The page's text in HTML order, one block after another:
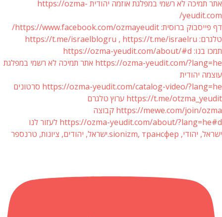
אתר תמיכה לא רשמי במפלגת אוזמה יהודית https://ozma-
yeudit.com/
דף פייסבוק ברוסית: https://www.facebook.com/ozmayeudit/
טלגרם: https://t.me/israelblogru , https://t.me/israelru
תמכו בנו: https://ozma-yeudit.com/about/#d
https://ozma-yeudit.com/?lang=he אתר תמיכה לא רשמי במפלגת
עוצמה יהודית
https://ozma-yeudit.com/catalog-video/?lang=he סרטונים
https://t.me/otzma_yeudit ערוץ טלגרם
https://mewe.com/join/ozma קבוצה
https://ozma-yeudit.com/about/?lang=he#d לעזור לנו
ישראל, יהודי, sionizm, трансфер.ישראל, יהודים, ציונות, טרנספר